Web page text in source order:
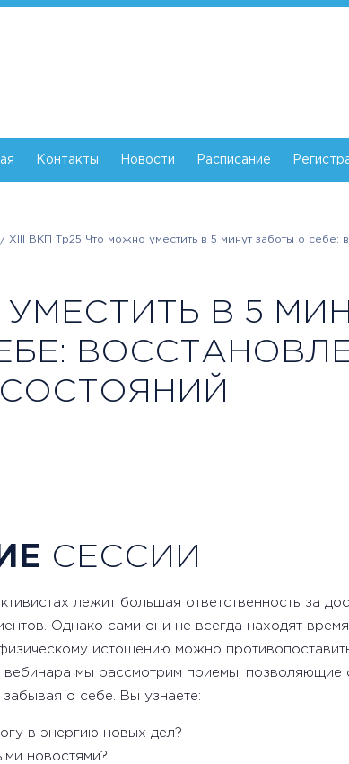
Контакты Новости Расписание
XIII ВКП Тр25 Что можно уместить в 5 минут заботы о себе:
В 5
СЕССИИ
лежит большая ответственность за
Однако сами они не всегда находят
истощению можно
мы рассмотрим приемы, позволяющие
о себе. Вы узнаете:
в энергию новых дел?
новостями?